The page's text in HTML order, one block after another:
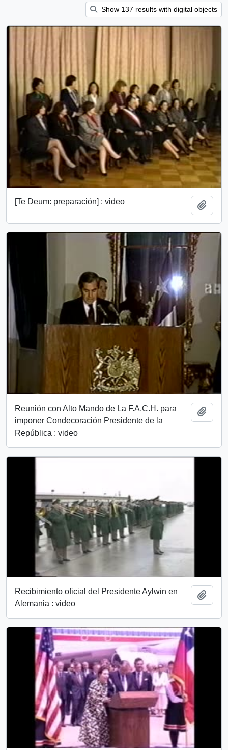
Show 137 results with digital objects
[Te Deum: preparación] : video
Reunión con Alto Mando de La F.A.C.H. para
imponer Condecoración Presidente de la
República : video
Recibimiento oficial del Presidente Aylwin en
Alemania : video